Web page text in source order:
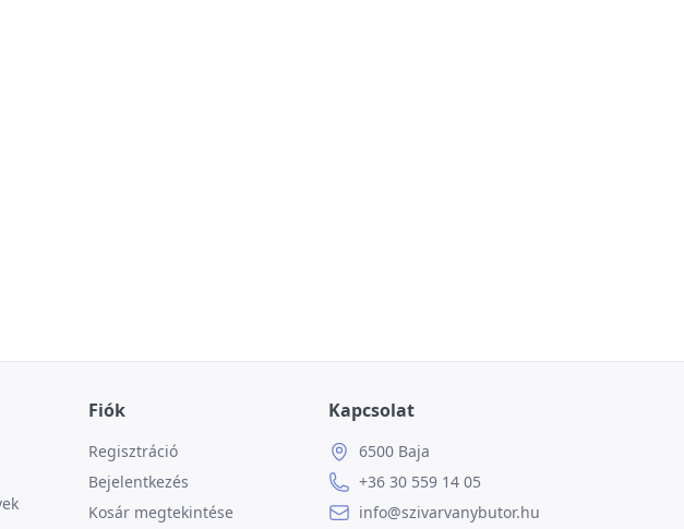
Fiók
Regisztráció
Bejelentkezés
Kosár megtekintése
Kapcsolat
6500 Baja
+36 30 559 14 05
info@szivarvanybutor.hu